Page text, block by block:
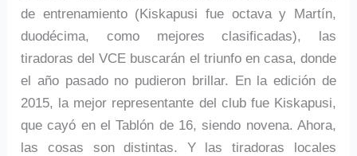
de entrenamiento (Kiskapusi fue octava y Martín,
duodécima, como mejores clasificadas), las
tiradoras del VCE buscarán el triunfo en casa, donde
el año pasado no pudieron brillar. En la edición de
2015, la mejor representante del club fue Kiskapusi,
que cayó en el Tablón de 16, siendo novena. Ahora,
las cosas son distintas. Y las tiradoras locales